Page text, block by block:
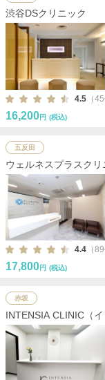
渋谷DSクリニック
4.5 （
16,200円 (税込)
五反田
ウェルネスプラスクリ
4.4 （
17,800円 (税込)
赤坂
INTENSIA CLINIC（